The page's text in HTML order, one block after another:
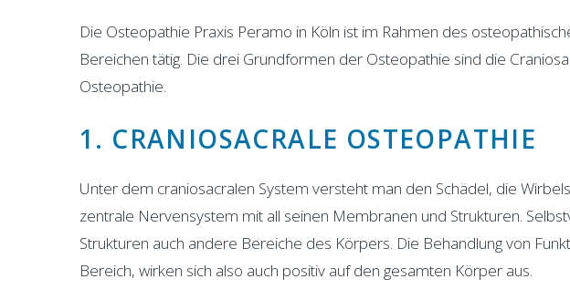
Die Osteopathie Praxis Peramo in Köln ist im Rahmen des
Bereichen tätig. Die drei Grundformen der Osteopathie sind die
Osteopathie.
1. CRANIOSACRALE OSTEOPATHIE
Unter dem craniosacralen System versteht man den Schädel, die
zentrale Nervensystem mit all seinen Membranen und Strukturen.
Strukturen auch andere Bereiche des Körpers. Die Behandlung von
Bereich, wirken sich also auch positiv auf den gesamten Körper aus.